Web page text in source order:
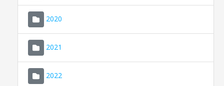
2020
2021
2022